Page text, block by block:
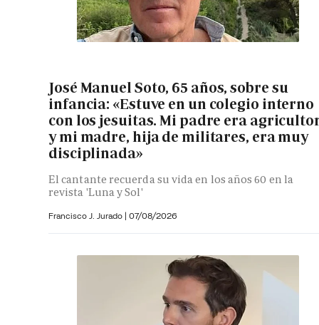
José Manuel Soto, 65 años, sobre su
infancia: «Estuve en un colegio interno
con los jesuitas. Mi padre era
y mi madre, hija de militares, era muy
disciplinada»
El cantante recuerda su vida en los años 60 en la
revista 'Luna y Sol'
Francisco J. Jurado | 07/08/2026